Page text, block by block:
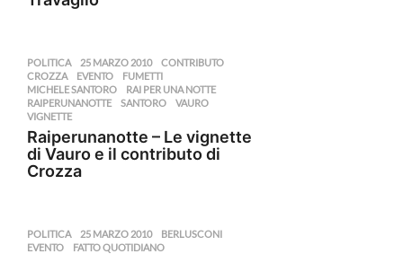
POLITICA 25 MARZO 2010 ,CONTRIBUTO
CROZZA
,EVENTO ,FUMETTI
MICHELE SANTORO
,RAI PER UNA NOTTE
RAIPERUNANOTTE
,SANTORO ,VAURO
VIGNETTE
Raiperunanotte – Le vignette
di Vauro e il contributo di
Crozza
POLITICA 25 MARZO 2010 ,BERLUSCONI
EVENTO
,FATTO QUOTIDIANO